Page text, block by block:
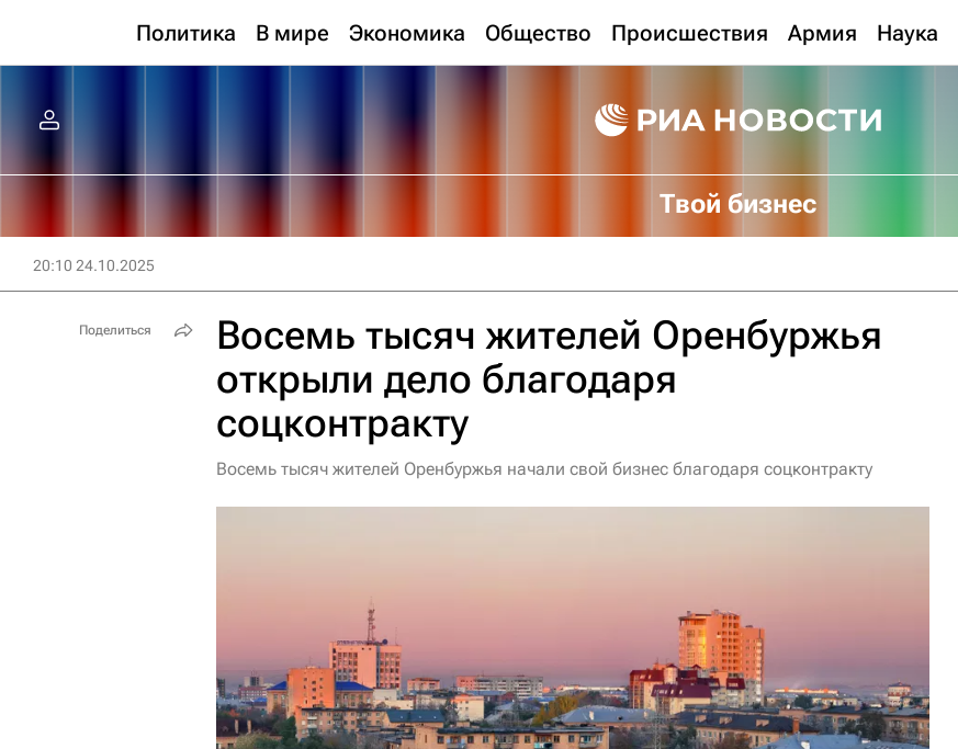
Политика В мире Экономика Общество Происшествия Армия Наука
Твой бизнес
20:10 24.10.2025
Восемь тысяч жителей Оренбуржья
открыли дело благодаря
соцконтракту
Восемь тысяч жителей Оренбуржья начали свой бизнес благодаря соцконтракту
Поделиться